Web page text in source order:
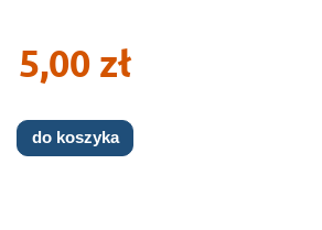
5,00 zł
do koszyka